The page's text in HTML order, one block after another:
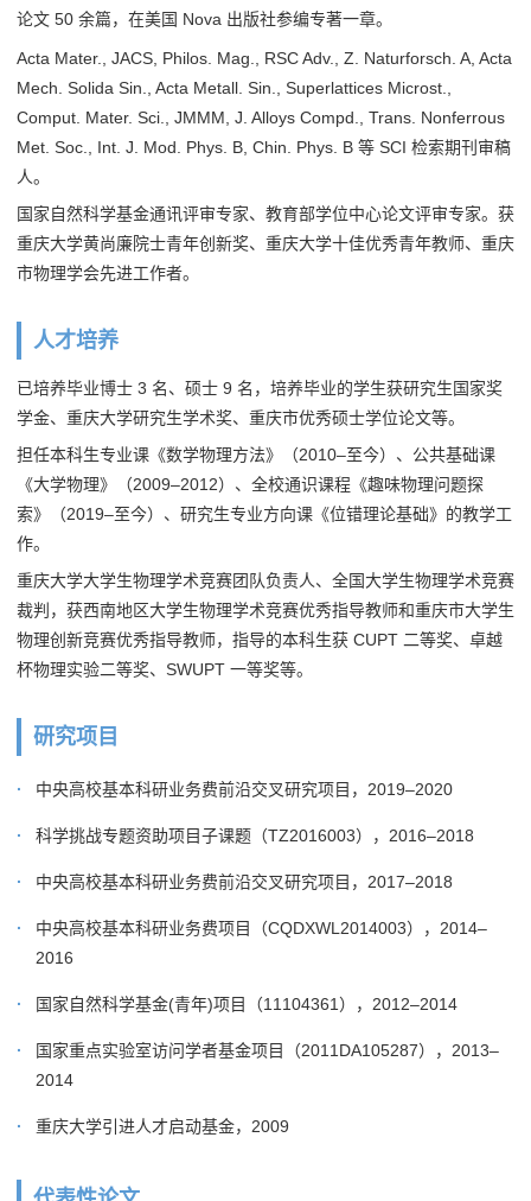
论文 50 余篇，在美国 Nova 出版社参编专著一章。
Acta Mater., JACS, Philos. Mag., RSC Adv., Z. Naturforsch. A, Acta
Mech. Solida Sin., Acta Metall. Sin., Superlattices Microst.,
Comput. Mater. Sci., JMMM, J. Alloys Compd., Trans. Nonferrous
Met. Soc., Int. J. Mod. Phys. B, Chin. Phys. B 等 SCI 检索期刊审稿
人。
国家自然科学基金通讯评审专家、教育部学位中心论文评审专家。获
重庆大学黄尚廉院士青年创新奖、重庆大学十佳优秀青年教师、重庆
市物理学会先进工作者。
人才培养
已培养毕业博士 3 名、硕士 9 名，培养毕业的学生获研究生国家奖
学金、重庆大学研究生学术奖、重庆市优秀硕士学位论文等。
担任本科生专业课《数学物理方法》（2010–至今）、公共基础课
《大学物理》（2009–2012）、全校通识课程《趣味物理问题探
索》（2019–至今）、研究生专业方向课《位错理论基础》的教学工
作。
重庆大学大学生物理学术竞赛团队负责人、全国大学生物理学术竞赛
裁判，获西南地区大学生物理学术竞赛优秀指导教师和重庆市大学生
物理创新竞赛优秀指导教师，指导的本科生获 CUPT 二等奖、卓越
杯物理实验二等奖、SWUPT 一等奖等。
研究项目
中央高校基本科研业务费前沿交叉研究项目，2019–2020
科学挑战专题资助项目子课题（TZ2016003），2016–2018
中央高校基本科研业务费前沿交叉研究项目，2017–2018
中央高校基本科研业务费项目（CQDXWL2014003），2014–
2016
国家自然科学基金(青年)项目（11104361），2012–2014
国家重点实验室访问学者基金项目（2011DA105287），2013–
2014
重庆大学引进人才启动基金，2009